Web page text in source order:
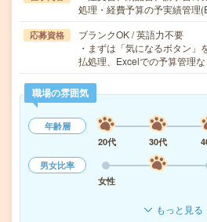
処理・経費予算の予実績管
応募資格
ブランクOK / 英語力不要
・まずは「気になるボタン
払処理、Excelでの予算管理
職場の雰囲気
年齢層
20代
30代
男女比率
女性
もっと見る